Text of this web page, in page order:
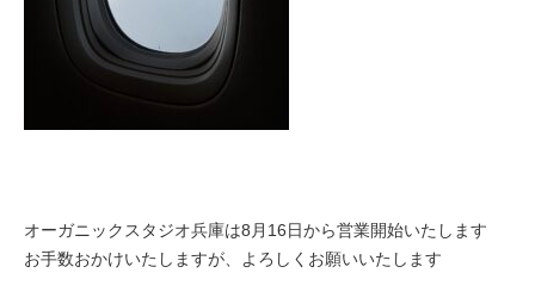
オーガニックスタジオ兵庫は8月16日から営業開始いたします
お手数おかけいたしますが、よろしくお願いいたします